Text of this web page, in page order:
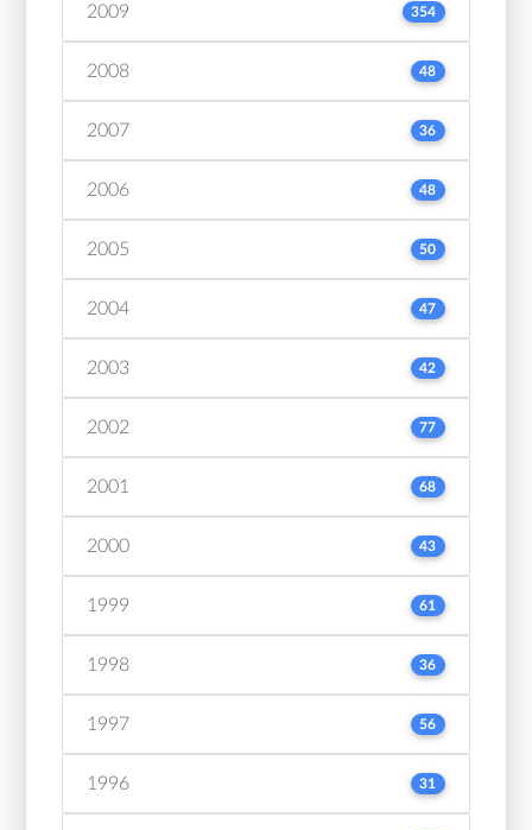
2009 354
2008 48
2007 36
2006 48
2005 50
2004 47
2003 42
2002 77
2001 68
2000 43
1999 61
1998 36
1997 56
1996 31